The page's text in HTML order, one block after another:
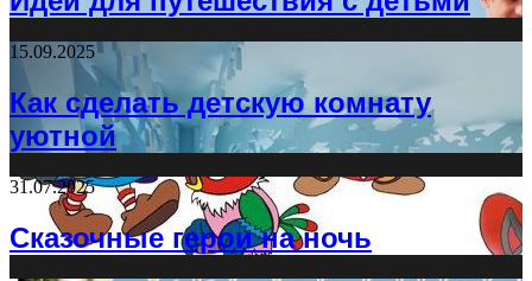
15.09.2025
Как сделать детскую комнату
уютной
31.07.2025
Сказочные герои на ночь